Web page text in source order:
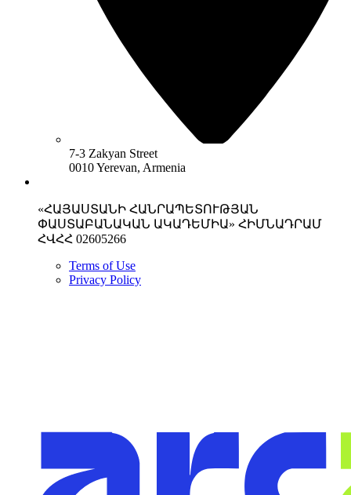
7-3 Zakyan Street
0010 Yerevan, Armenia
«ՀԱՅԱՍՏԱՆԻ ՀԱՆՐԱՊԵՏՈՒԹՅԱՆ
ՓԱՍՏԱԲԱՆԱԿԱՆ ԱԿԱԴԵՄԻԱ» ՀԻՄՆԱԴՐԱՄ
ՀՎՀՀ 02605266
Terms of Use
Privacy Policy